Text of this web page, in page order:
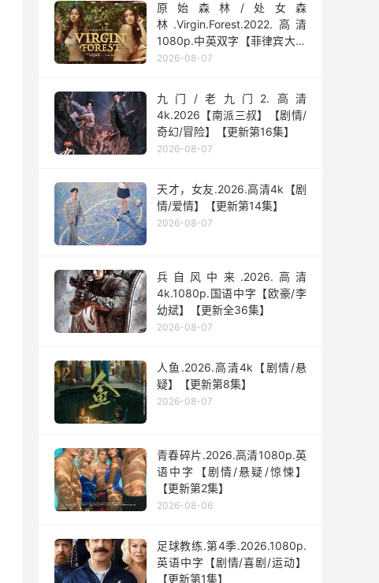
原始森林/处女森
林.Virgin.Forest.2022.高清
1080p.中英双字【菲律宾大尺
度】
2026-08-07
九门/老九门2.高清
4k.2026【南派三叔】【剧情/
奇幻/冒险】【更新第16集】
2026-08-07
天才，女友.2026.高清4k【剧
情/爱情】【更新第14集】
2026-08-07
兵自风中来‎.2026.高清
4k.1080p.国语中字【欧豪/李
幼斌】【更新全36集】
2026-08-07
人鱼.2026.高清4k【剧情/悬
疑】【更新第8集】
2026-08-07
青春碎片.2026.高清1080p.英
语中字【剧情/悬疑/惊悚】
【更新第2集】
2026-08-06
足球教练.第4季.2026.1080p.
英语中字【剧情/喜剧/运动】
【更新第1集】